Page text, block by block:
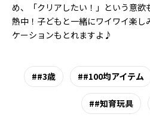
め、「クリアしたい！」という意欲
熱中！子どもと一緒にワイワイ楽し
ケーションもとれますよ♪
#3歳 #100均アイテム
#知育玩具